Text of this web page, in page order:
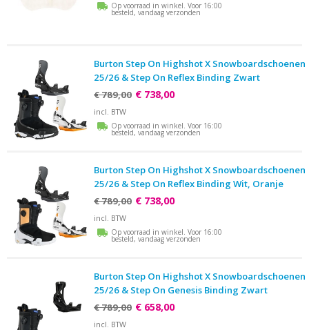
Op voorraad in winkel. Voor 16:00
besteld, vandaag verzonden
Burton Step On Highshot X Snowboardschoenen
25/26 & Step On Reflex Binding Zwart
€ 789,00 € 738,00
incl. BTW
Op voorraad in winkel. Voor 16:00
besteld, vandaag verzonden
Burton Step On Highshot X Snowboardschoenen
25/26 & Step On Reflex Binding Wit, Oranje
€ 789,00 € 738,00
incl. BTW
Op voorraad in winkel. Voor 16:00
besteld, vandaag verzonden
Burton Step On Highshot X Snowboardschoenen
25/26 & Step On Genesis Binding Zwart
€ 789,00 € 658,00
incl. BTW